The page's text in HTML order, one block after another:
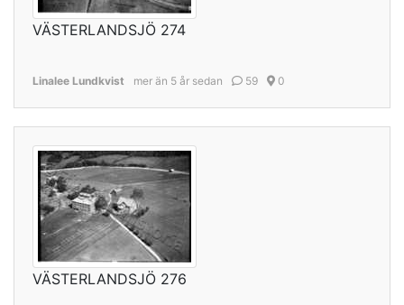
VÄSTERLANDSJÖ 274
Linalee Lundkvist mer än 5 år sedan 59 0
VÄSTERLANDSJÖ 276